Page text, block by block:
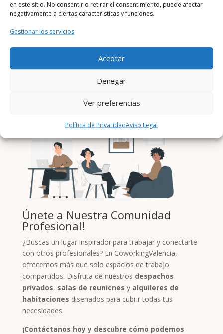
en este sitio. No consentir o retirar el consentimiento, puede afectar
negativamente a ciertas características y funciones.
Gestionar los servicios
Aceptar
Denegar
Ver preferencias
Política de PrivacidadAviso Legal
Enviar
Únete a Nuestra Comunidad
Profesional!
¿Buscas un lugar inspirador para trabajar y conectarte
con otros profesionales? En CoworkingValencia,
ofrecemos más que solo espacios de trabajo
compartidos. Disfruta de nuestros despachos
privados, salas de reuniones y alquileres de
habitaciones diseñados para cubrir todas tus
necesidades.
¡Contáctanos hoy y descubre cómo podemos